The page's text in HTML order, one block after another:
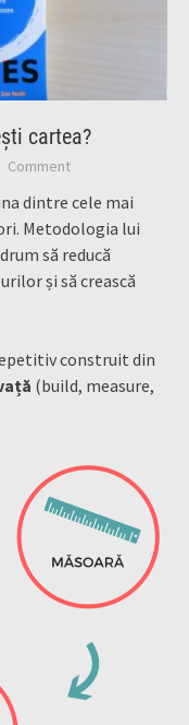
cartea?
Comment
dintre cele mai
Metodologia lui
să reducă
și să crească
construit din
(build, measure,